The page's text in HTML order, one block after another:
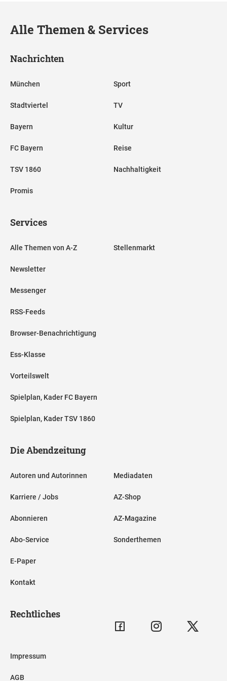
Alle Themen & Services
Nachrichten
München
Stadtviertel
Bayern
FC Bayern
TSV 1860
Promis
Sport
TV
Kultur
Reise
Nachhaltigkeit
Services
Alle Themen von A-Z
Newsletter
Messenger
RSS-Feeds
Browser-Benachrichtigung
Ess-Klasse
Vorteilswelt
Spielplan, Kader FC Bayern
Spielplan, Kader TSV 1860
Stellenmarkt
Die Abendzeitung
Autoren und Autorinnen
Karriere / Jobs
Abonnieren
Abo-Service
E-Paper
Kontakt
Mediadaten
AZ-Shop
AZ-Magazine
Sonderthemen
Rechtliches
Impressum
AGB